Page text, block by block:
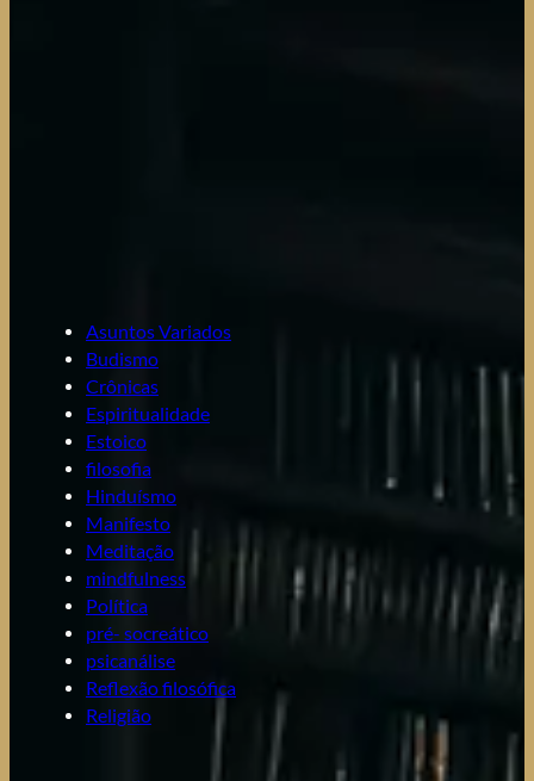
Asuntos Variados
Budismo
Crônicas
Espiritualidade
Estoico
filosofia
Hinduísmo
Manifesto
Meditação
mindfulness
Política
pré- socreático
psicanálise
Reflexão filosófica
Religião